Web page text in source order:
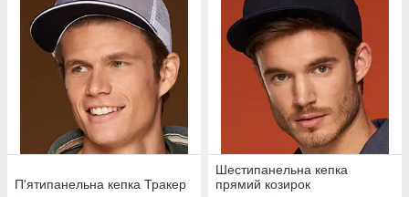
П'ятипанельна кепка Тракер
Шестипанельна кепка
прямий козирок